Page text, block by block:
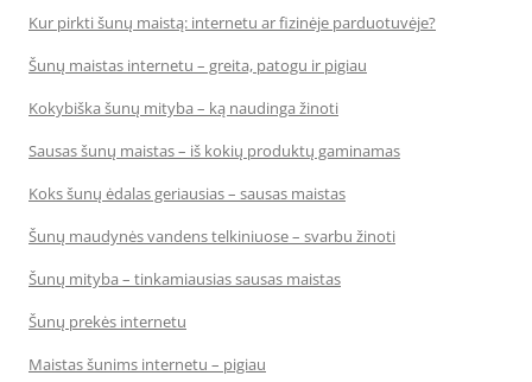
Kur pirkti šunų maistą: internetu ar fizinėje parduotuvėje?
Šunų maistas internetu – greita, patogu ir pigiau
Kokybiška šunų mityba – ką naudinga žinoti
Sausas šunų maistas – iš kokių produktų gaminamas
Koks šunų ėdalas geriausias – sausas maistas
Šunų maudynės vandens telkiniuose – svarbu žinoti
Šunų mityba – tinkamiausias sausas maistas
Šunų prekės internetu
Maistas šunims internetu – pigiau